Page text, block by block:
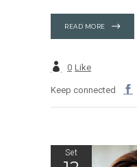
READ MORE
0 Like
Keep connected
Set